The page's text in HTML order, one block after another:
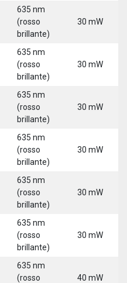
635 nm
(rosso
brillante)
30 mW
635 nm
(rosso
brillante)
30 mW
635 nm
(rosso
brillante)
30 mW
635 nm
(rosso
brillante)
30 mW
635 nm
(rosso
brillante)
30 mW
635 nm
(rosso
brillante)
30 mW
635 nm
(rosso
40 mW